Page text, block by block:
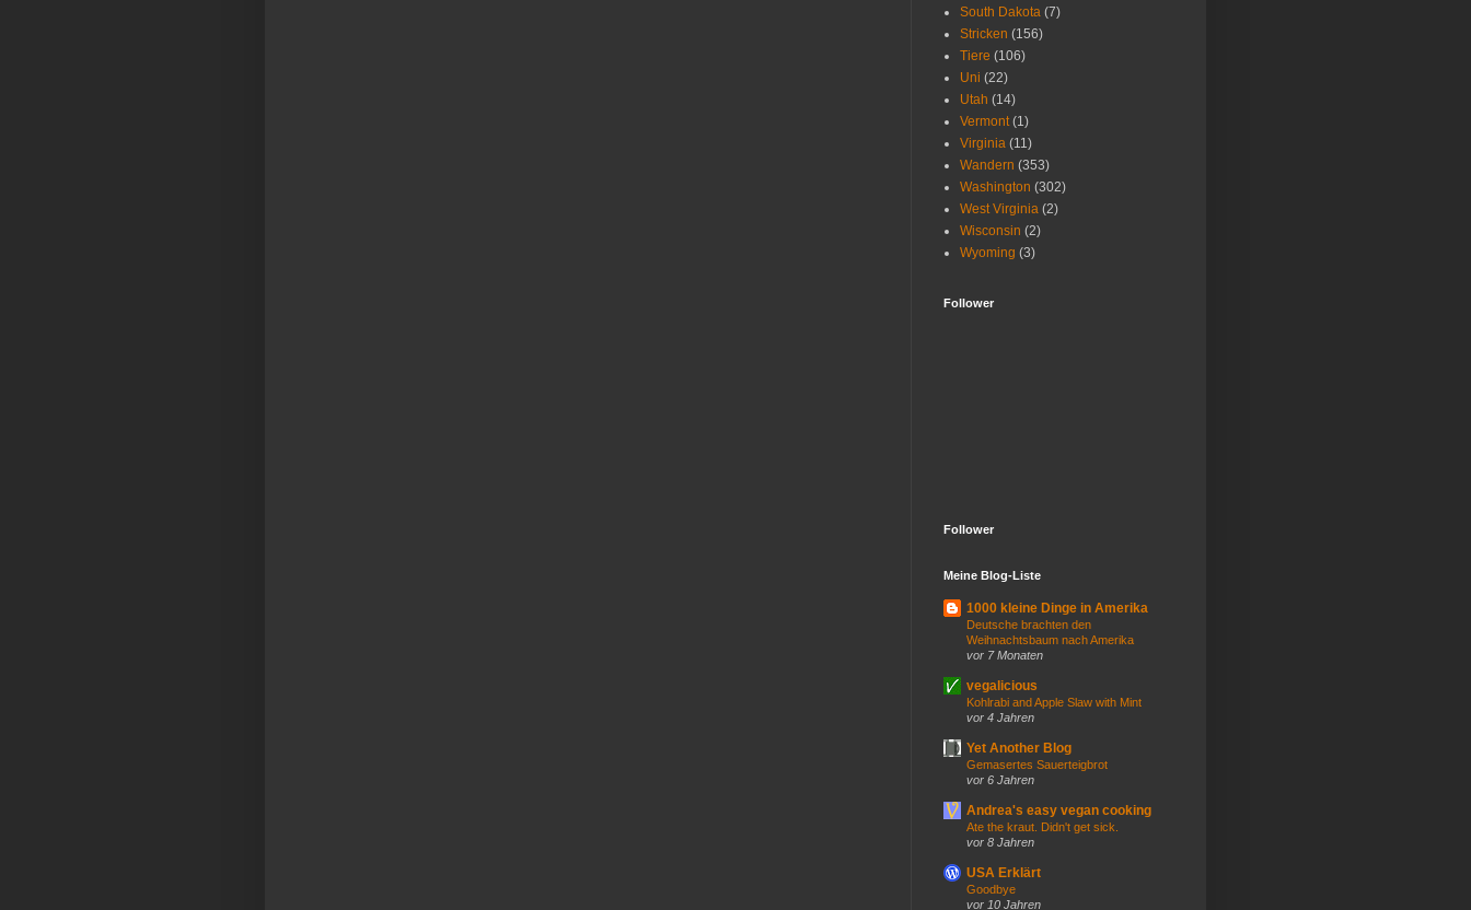
South Dakota (7)
Stricken (156)
Tiere (106)
Uni (22)
Utah (14)
Vermont (1)
Virginia (11)
Wandern (353)
Washington (302)
West Virginia (2)
Wisconsin (2)
Wyoming (3)
Follower
Follower
Meine Blog-Liste
1000 kleine Dinge in Amerika
Deutsche brachten den
Weihnachtsbaum nach Amerika
vor 7 Monaten
vegalicious
Kohlrabi and Apple Slaw with Mint
vor 4 Jahren
Yet Another Blog
Gemasertes Sauerteigbrot
vor 6 Jahren
Andrea's easy vegan cooking
Ate the kraut. Didn't get sick.
vor 8 Jahren
USA Erklärt
Goodbye
vor 10 Jahren